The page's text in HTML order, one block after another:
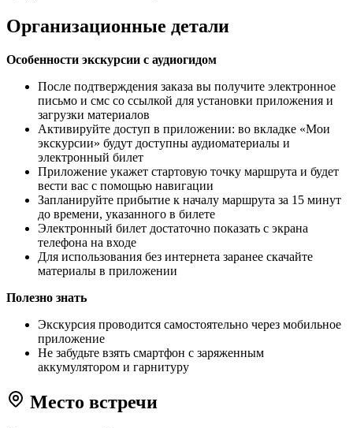
Организационные детали
Особенности экскурсии с аудиогидом
После подтверждения заказа вы получите электронное
письмо и смс со ссылкой для установки приложения и
загрузки материалов
Активируйте доступ в приложении: во вкладке «Мои
экскурсии» будут доступны аудиоматериалы и
электронный билет
Приложение укажет стартовую точку маршрута и будет
вести вас с помощью навигации
Запланируйте прибытие к началу маршрута за 15 минут
до времени, указанного в билете
Электронный билет достаточно показать с экрана
телефона на входе
Для использования без интернета заранее скачайте
материалы в приложении
Полезно знать
Экскурсия проводится самостоятельно через мобильное
приложение
Не забудьте взять смартфон с заряженным
аккумулятором и гарнитуру
Место встречи